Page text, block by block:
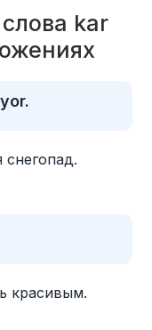
kar
снегопад.
красивым.